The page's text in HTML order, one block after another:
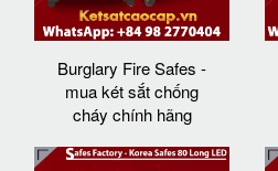
Burglary Fire Safes -
mua két sắt chống
cháy chính hãng